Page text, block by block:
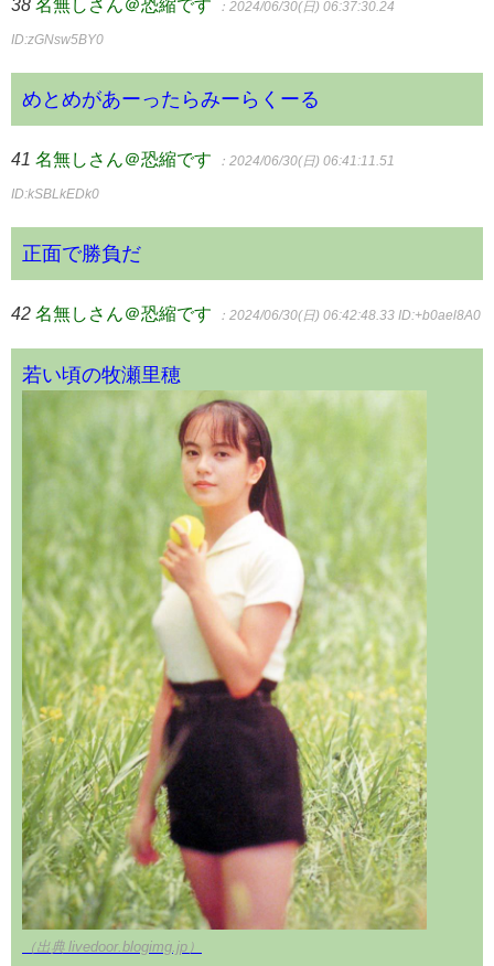
38 名無しさん＠恐縮です ：2024/06/30(日) 06:37:30.24
ID:zGNsw5BY0
めとめがあーったらみーらくーる
41 名無しさん＠恐縮です ：2024/06/30(日) 06:41:11.51
ID:kSBLkEDk0
正面で勝負だ
42 名無しさん＠恐縮です ：2024/06/30(日) 06:42:48.33 ID:+b0ael8A0
若い頃の牧瀬里穂
（出典 livedoor.blogimg.jp）